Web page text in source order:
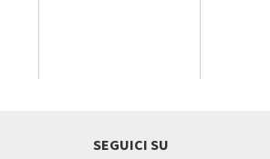
SEGUICI SU